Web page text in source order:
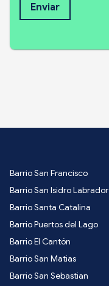
Enviar
Barrio San Francisco
Barrio San Isidro Labrador
Barrio Santa Catalina
Barrio Puertos del Lago
Barrio El Cantón
Barrio San Matias
Barrio San Sebastian